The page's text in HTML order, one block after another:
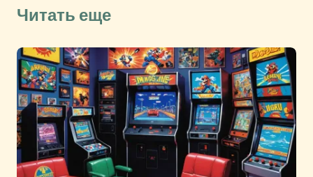
Читать еще